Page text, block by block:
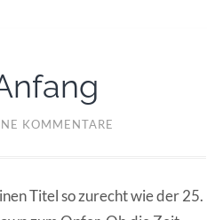
KOMMENTARE
Titel so zurecht wie der 25.